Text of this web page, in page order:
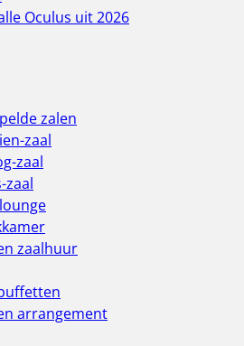
Oculus uit 2026
zalen
zaal
zaal
zaal
zaalhuur
arrangement